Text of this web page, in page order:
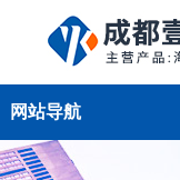
网站导航